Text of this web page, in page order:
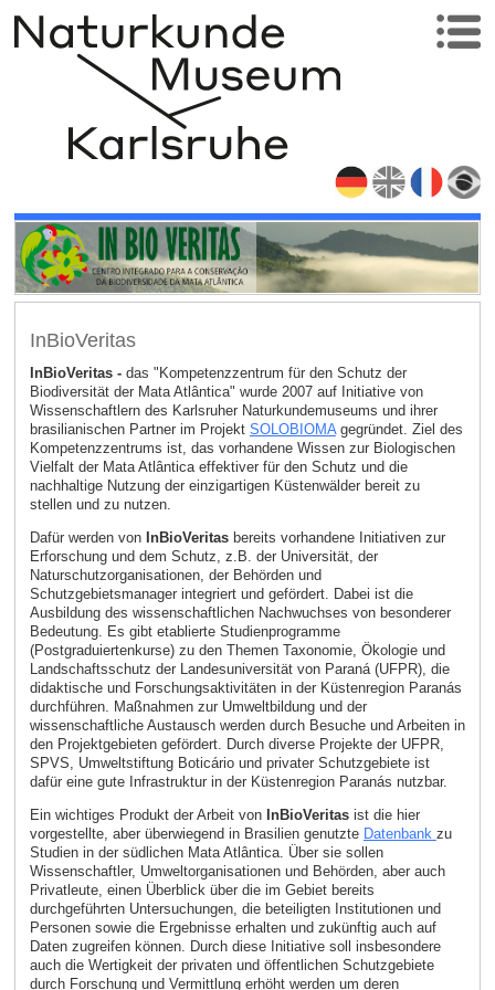
InBioVeritas
InBioVeritas -das "Kompetenzzentrum für den Schutz der
Biodiversität der Mata Atlântica" wurde 2007 auf Initiative von
Wissenschaftlern des Karlsruher Naturkundemuseums und ihrer
brasilianischen Partner im Projekt SOLOBIOMAgegründet. Ziel des
Kompetenzzentrums ist, das vorhandene Wissen zur Biologischen
Vielfalt der Mata Atlântica effektiver für den Schutz und die
nachhaltige Nutzung der einzigartigen Küstenwälder bereit zu
stellen und zu nutzen.
Dafür werden von InBioVeritasbereits vorhandene Initiativen zur
Erforschung und dem Schutz, z.B. der Universität, der
Naturschutzorganisationen, der Behörden und
Schutzgebietsmanager integriert und gefördert. Dabei ist die
Ausbildung des wissenschaftlichen Nachwuchses von besonderer
Bedeutung. Es gibt etablierte Studienprogramme
(Postgraduiertenkurse) zu den Themen Taxonomie, Ökologie und
Landschaftsschutz der Landesuniversität von Paraná (UFPR), die
didaktische und Forschungsaktivitäten in der Küstenregion Paranás
durchführen. Maßnahmen zur Umweltbildung und der
wissenschaftliche Austausch werden durch Besuche und Arbeiten in
den Projektgebieten gefördert. Durch diverse Projekte der UFPR,
SPVS, Umweltstiftung Boticário und privater Schutzgebiete ist
dafür eine gute Infrastruktur in der Küstenregion Paranás nutzbar.
Ein wichtiges Produkt der Arbeit von InBioVeritas ist die hier
vorgestellte, aber überwiegend in Brasilien genutzte Datenbank zu
Studien in der südlichen Mata Atlântica. Über sie sollen
Wissenschaftler, Umweltorganisationen und Behörden, aber auch
Privatleute, einen Überblick über die im Gebiet bereits
durchgeführten Untersuchungen, die beteiligten Institutionen und
Personen sowie die Ergebnisse erhalten und zukünftig auch auf
Daten zugreifen können. Durch diese Initiative soll insbesondere
auch die Wertigkeit der privaten und öffentlichen Schutzgebiete
durch Forschung und Vermittlung erhöht werden um deren